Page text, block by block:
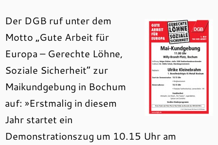
Der DGB ruf unter dem
Motto „Gute Arbeit für
Europa – Gerechte Löhne,
Soziale Sicherheit“ zur
Maikundgebung in Bochum
auf: »Erstmalig in diesem
Jahr startet ein
Demonstrationszug um 10.15 Uhr am